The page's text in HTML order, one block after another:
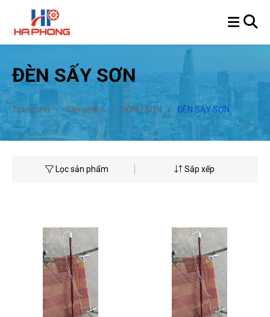
ĐÈN SẤY SƠN
Trang chủ / Sản phẩm / ĐỒNG SƠN / ĐÈN SẤY SƠN
Lọc sản phẩm Sắp xếp